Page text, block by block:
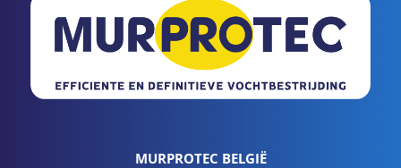
MURPROTEC BELGIË